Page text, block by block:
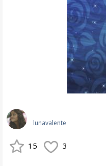
lunavalente
15 3